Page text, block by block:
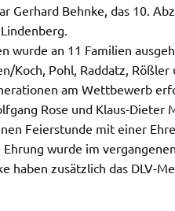
Gerhard Behnke, das 10.
wurde an 11 Familien
Koch, Pohl, Raddatz,
am Wettbewerb
Rose und Klaus-
Feierstunde mit einer
wurde im
haben zusätzlich das DLV-